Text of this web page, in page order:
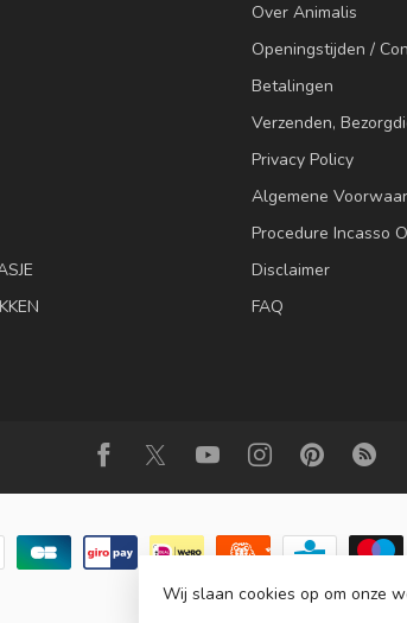
Over Animalis
Openingstijden /
Betalingen
Verzenden,
Privacy Policy
Algemene
Procedure Incasso
Disclaimer
FAQ
© Copyright 2026 Animalis
Wij slaan cookies op om onze